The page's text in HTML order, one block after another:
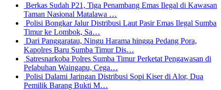
Berkas Sudah P21, Tiga Penambang Emas Ilegal di Kawasan
Taman Nasional Matalawa …
Polisi Bongkar Jalur Distribusi Laut Pasir Emas Ilegal Sumba
Timur ke Lombok, Sa…
Dari Panggaratau, Ningu Harama hingga Pedang Pora,
Kapolres Baru Sumba Timur Dis…
Satresnarkoba Polres Sumba Timur Perketat Pengawasan di
Pelabuhan Waingapu, Cega…
Polisi Dalami Jaringan Distribusi Sopi Kiser di Alor, Dua
Pemilik Barang Bukti M…